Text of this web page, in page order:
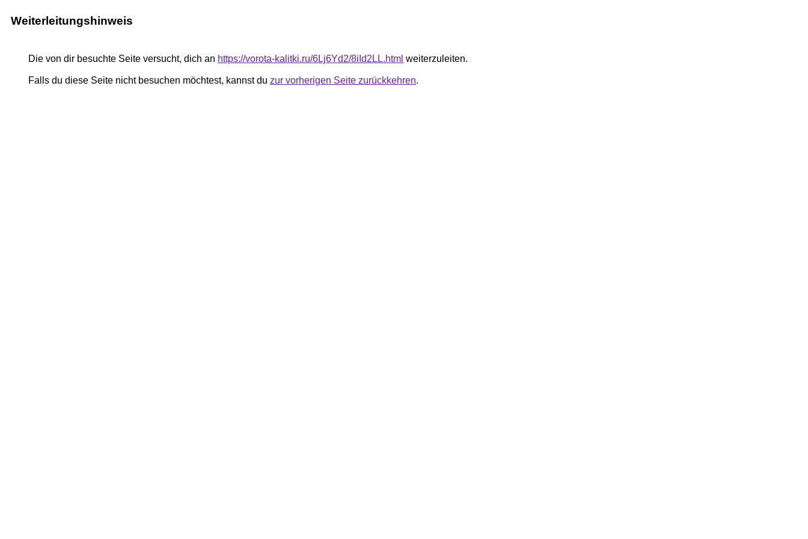
Weiterleitungshinweis
Die von dir besuchte Seite versucht, dich an https://vorota-kalitki.ru/6Lj6Yd2/8iId2LL.html weiterzuleiten.
Falls du diese Seite nicht besuchen möchtest, kannst du zur vorherigen Seite zurückkehren.